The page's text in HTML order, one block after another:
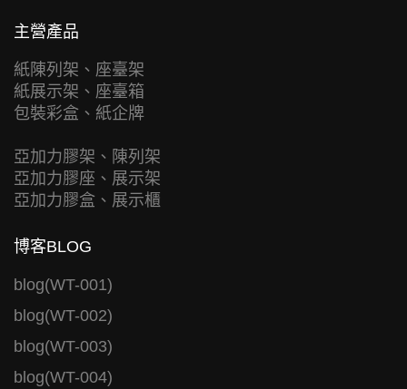
主營產品
紙陳列架、座臺架
紙展示架、座臺箱
包裝彩盒、紙企牌
亞加力膠架、陳列架
亞加力膠座、展示架
亞加力膠盒、展示櫃
博客BLOG
blog(WT-001)
blog(WT-002)
blog(WT-003)
blog(WT-004)